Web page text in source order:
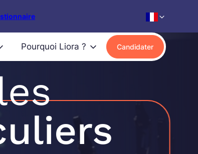
Pourquoi Liora ? Candidater